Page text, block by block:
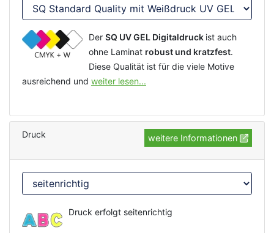
Der SQ UV GEL Digitaldruck ist auch
ohne Laminat robust und kratzfest.
Diese Qualität ist für die viele Motive
ausreichend und weiter lesen...
Druck weitere Informationen
Druck erfolgt seitenrichtig